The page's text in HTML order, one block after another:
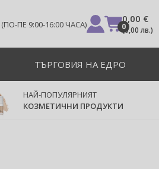
(ПО-ПЕ 9:00-16:00 ЧАСА) 0
0,00 €
(0,00 лв.)
ТЪРГОВИЯ НА ЕДРО
НАЙ-ПОПУЛЯРНИЯТ
КОЗМЕТИЧНИ ПРОДУКТИ